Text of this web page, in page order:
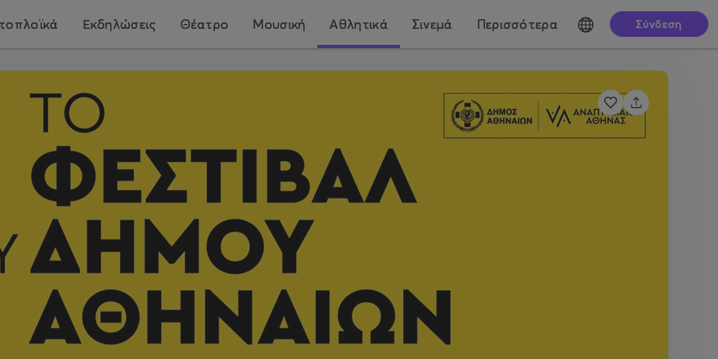
Εκδηλώσεις Θέατρο Μουσική Αθλητικά Σινεμά Περισσότερα Σύνδεση